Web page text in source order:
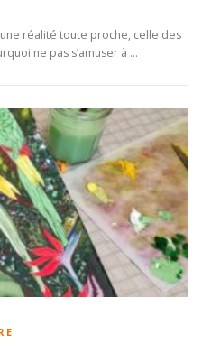
réalité toute proche, celle des
ne pas s’amuser à …